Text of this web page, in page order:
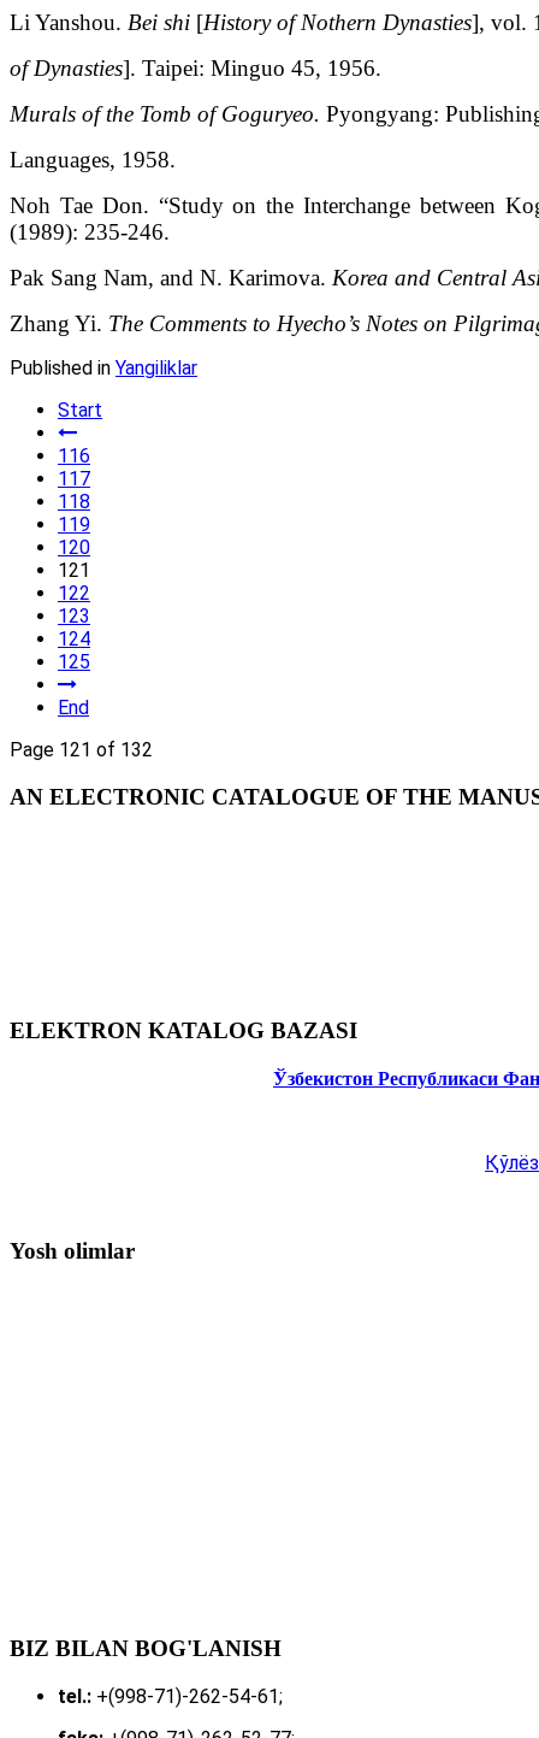
Li Yanshou. Bei shi [History of Nothern Dynasties], vol.
of Dynasties]. Taipei: Minguo 45, 1956.
Murals of the Tomb of Goguryeo. Pyongyang:
Languages, 1958.
Noh Tae Don. “Study on the Interchange between
(1989): 235-246.
Pak Sang Nam, and N. Karimova. Korea and Central
Zhang Yi. The Comments to Hyecho’s Notes on
Published in Yangiliklar
Start
116
117
118
119
120
121
122
123
124
125
End
Page 121 of 132
AN ELECTRONIC CATALOGUE OF THE
ELEKTRON KATALOG BAZASI
Ўзбекистон Республикаси
Yosh olimlar
BIZ BILAN BOG'LANISH
tel.: +(998-71)-262-54-61;